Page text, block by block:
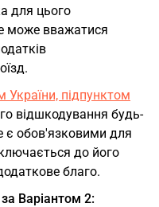
для цього
може вважатися
підпунктом
відшкодування будь-
є обов'язковими для
до його
благо.
Варіантом 2: